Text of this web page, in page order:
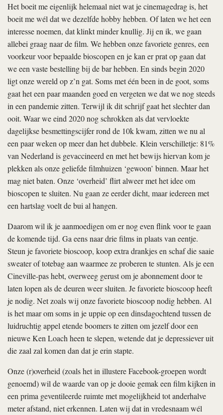
Het boeit me eigenlijk helemaal niet wat je cinemagedrag is, het
boeit me wél dat we dezelfde hobby hebben. Of laten we het een
interesse noemen, dat klinkt minder knullig. Jij en ik, we gaan
allebei graag naar de film. We hebben onze favoriete genres, een
voorkeur voor bepaalde bioscopen en je kan er prat op gaan dat
we een vaste bestelling bij de bar hebben. En sinds begin 2020
ligt onze wereld op z’n gat. Soms met één been in de goot, soms
gaat het een paar maanden goed en vergeten we dat we nog steeds
in een pandemie zitten. Terwijl ik dit schrijf gaat het slechter dan
ooit. Waar we eind 2020 nog schrokken als dat vervloekte
dagelijkse besmettingscijfer rond de 10k kwam, zitten we nu al
een paar weken op meer dan het dubbele. Klein verschilletje: 81%
van Nederland is gevaccineerd en met het bewijs hiervan kom je
plekken als onze geliefde filmhuizen ‘gewoon’ binnen. Maar het
mag niet baten. Onze ‘overheid’ flirt alweer met het idee om
bioscopen te sluiten. Nu gaan ze eerder dicht, maar iedereen met
een hartslag voelt de bui al hangen.
Daarom wil ik je aanmoedigen om er nog even flink voor te gaan
de komende tijd. Ga eens naar drie films in plaats van eentje.
Steun je favoriete bioscoop, koop extra drankjes en schaf die saaie
sweater of totebag aan waarmee ze proberen te stunten. Als je een
Cineville-pas hebt, overweeg gerust om je abonnement door te
laten lopen als de deuren weer sluiten. Je favoriete bioscoop heeft
je nodig. Net zoals wij onze favoriete bioscoop nodig hebben. Al
is het maar om soms in je uppie op een dinsdagochtend tussen de
luidruchtig appel etende boomers te zitten om jezelf door een
nieuwe Ken Loach heen te slepen, wetende dat je depressiever uit
die zaal zal komen dan dat je erin stapte.
Onze (r)overheid (zoals het in illustere Facebook-groepen wordt
genoemd) wil de waarde van op je dooie gemak een film kijken in
een prima geventileerde ruimte met mogelijkheid tot anderhalve
meter afstand, niet erkennen. Laten wij dat in vredesnaam wél